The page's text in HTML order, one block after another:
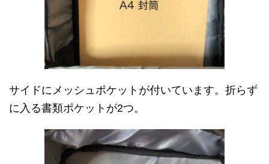
サイドにメッシュポケットが付いています。折らず
に入る書類ポケットが2つ。